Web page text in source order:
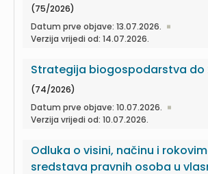
(75/2026)
Datum prve objave: 13.07.2026.
Verzija vrijedi od: 14.07.2026.
Strategija biogospodarstva do
(74/2026)
Datum prve objave: 10.07.2026.
Verzija vrijedi od: 10.07.2026.
Odluka o visini, načinu i
sredstava pravnih osoba u